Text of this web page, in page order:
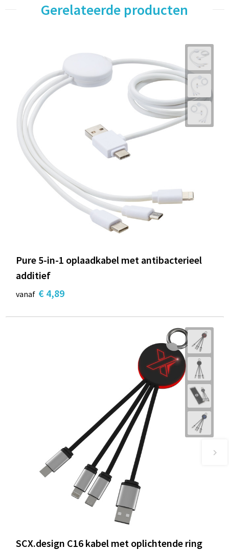
Gerelateerde producten
Pure 5-in-1 oplaadkabel met antibacterieel
additief
vanaf € 4,89
SCX.design C16 kabel met oplichtende ring